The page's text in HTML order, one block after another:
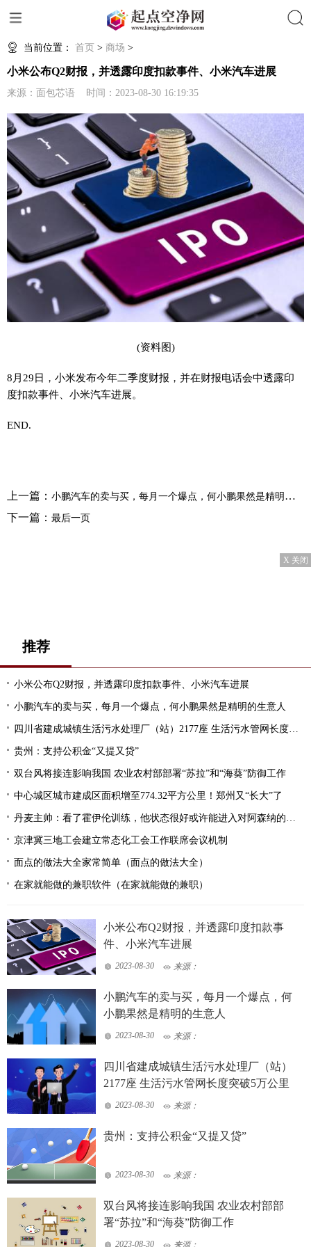
当前位置： 首页 > 商场 >
小米公布Q2财报，并透露印度扣款事件、小米汽车进展
来源：面包芯语 时间：2023-08-30 16:19:35
(资料图)
8月29日，小米发布今年二季度财报，并在财报电话会中透露印
度扣款事件、小米汽车进展。
END.
上一篇： 小鹏汽车的卖与买，每月一个爆点，何小鹏果然是精明的生意人
下一篇： 最后一页
X 关闭
推荐
小米公布Q2财报，并透露印度扣款事件、小米汽车进展
小鹏汽车的卖与买，每月一个爆点，何小鹏果然是精明的生意人
四川省建成城镇生活污水处理厂（站）2177座 生活污水管网长度突破5万公里
贵州：支持公积金“又提又贷”
双台风将接连影响我国 农业农村部部署“苏拉”和“海葵”防御工作
中心城区城市建成区面积增至774.32平方公里！郑州又“长大”了
丹麦主帅：看了霍伊伦训练，他状态很好或许能进入对阿森纳的名单
京津冀三地工会建立常态化工会工作联席会议机制
面点的做法大全家常简单（面点的做法大全）
在家就能做的兼职软件（在家就能做的兼职）
小米公布Q2财报，并透露印度扣款事
件、小米汽车进展
2023-08-30 来源：
小鹏汽车的卖与买，每月一个爆点，何
小鹏果然是精明的生意人
2023-08-30 来源：
四川省建成城镇生活污水处理厂（站）
2177座 生活污水管网长度突破5万公里
2023-08-30 来源：
贵州：支持公积金“又提又贷”
2023-08-30 来源：
双台风将接连影响我国 农业农村部部
署“苏拉”和“海葵”防御工作
2023-08-30 来源：